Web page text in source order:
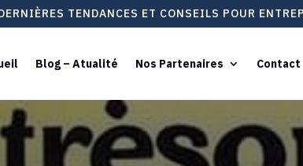
TENDANCES ET CONSEILS POUR
Blog – Atualité Nos Partenaires Contact